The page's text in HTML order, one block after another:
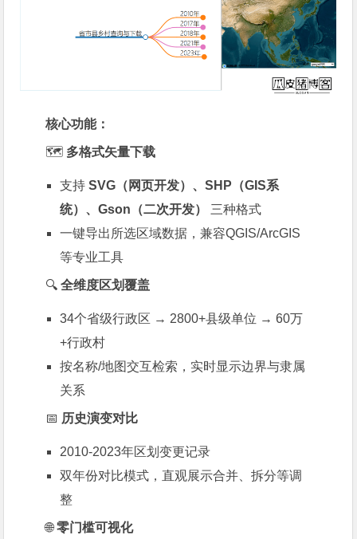
核心功能：
🗺️ 多格式矢量下载
支持SVG（网页开发）、SHP（GIS系
统）、Gson（二次开发）
三种格式
一键导出所选区域数据，兼容QGIS/ArcGIS
等专业工具
🔍全维度区划覆盖
34个省级行政区 → 2800+县级单位 → 60万
+行政村
按名称/地图交互检索，实时显示边界与隶属
关系
📅 历史演变对比
2010-2023年区划变更记录
双年份对比模式，直观展示合并、拆分等调
整
🌐零门槛可视化